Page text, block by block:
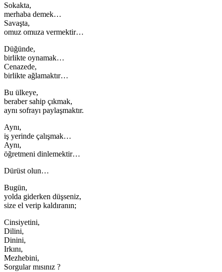
Sokakta,
merhaba demek…
Savaşta,
omuz omuza vermektir…
Düğünde,
birlikte oynamak…
Cenazede,
birlikte ağlamaktır…
Bu ülkeye,
beraber sahip çıkmak,
aynı sofrayı paylaşmaktır.
Aynı,
iş yerinde çalışmak…
Aynı,
öğretmeni dinlemektir…
Dürüst olun…
Bugün,
yolda giderken düşseniz,
size el verip kaldıranın;
Cinsiyetini,
Dilini,
Dinini,
Irkını,
Mezhebini,
Sorgular mısınız ?